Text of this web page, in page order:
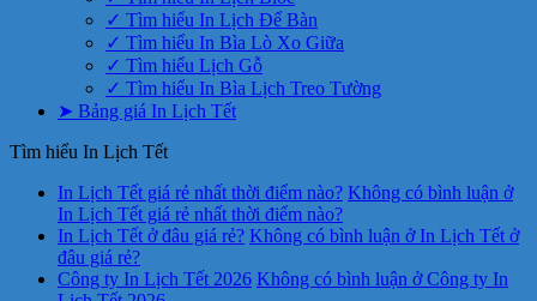
✓ Tìm hiểu In Lịch Để Bàn
✓ Tìm hiểu In Bìa Lò Xo Giữa
✓ Tìm hiểu Lịch Gỗ
✓ Tìm hiểu In Bìa Lịch Treo Tường
➤ Bảng giá In Lịch Tết
Tìm hiểu In Lịch Tết
In Lịch Tết giá rẻ nhất thời điểm nào? Không có bình luận ở
In Lịch Tết giá rẻ nhất thời điểm nào?
In Lịch Tết ở đâu giá rẻ? Không có bình luận ở In Lịch Tết ở
đâu giá rẻ?
Công ty In Lịch Tết 2026 Không có bình luận ở Công ty In